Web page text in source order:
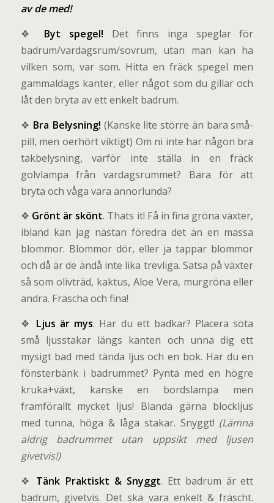
av de med!
❖ Byt spegel! Det finns inga speglar för
badrum/vardagsrum/sovrum, utan man kan ha
vilken som, var som. Hitta en fräck spegel men
gammaldags kanter, eller något som du gillar och
låt den bryta av ett enkelt badrum.
❖ Bra Belysning! (Kanske lite större än bara små-
pill, men oerhört viktigt) Om ni inte har någon bra
takbelysning, varför inte ställa in en fräck
golvlampa från vardagsrummet? Bara för att
bryta och våga vara annorlunda?
❖ Grönt är skönt. Thats it! Få in fina gröna växter,
ibland kan jag nästan föredra det än en massa
blommor. Blommor dör, eller ja tappar blommor
och då är de ändå inte lika trevliga. Satsa på växter
så som olivträd, kaktus, Aloe Vera, murgröna eller
andra. Fräscha och fina!
❖ Ljus är mys. Har du ett badkar? Placera söta
små ljusstakar längs kanten och unna dig ett
mysigt bad med tända ljus och en bok. Har du en
fönsterbänk i badrummet? Pynta med en högre
kruka+växt, kanske en bordslampa men
framförallt mycket ljus! Blanda gärna blockljus
med tunna, höga & låga stakar. Snyggt! (Lämna
aldrig badrummet utan uppsikt med ljusen
givetvis!)
❖ Tänk Praktiskt & Snyggt. Ett badrum är ett
badrum, givetvis. Det ska vara enkelt & fräscht.